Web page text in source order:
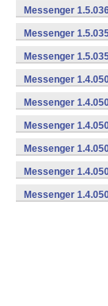
Messenger
Messenger
Messenger
Messenger
Messenger
Messenger
Messenger
Messenger
Messenger